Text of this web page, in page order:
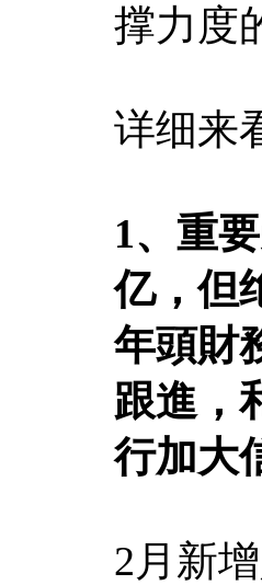
撑力度
详细来
1、重
亿，但
年頭財
跟進，
行加大
2月新